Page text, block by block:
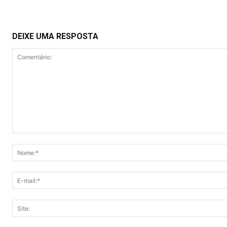
DEIXE UMA RESPOSTA